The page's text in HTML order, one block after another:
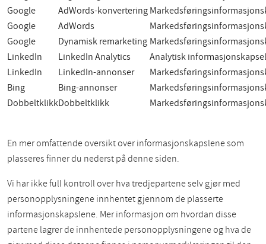
Google
AdWords-konvertering
Google
AdWords
Google
Dynamisk remarketing
LinkedIn
LinkedIn Analytics
Analytisk informasjonskapsel
LinkedIn
LinkedIn-annonser
Bing
Bing-annonser
DobbeltklikkDobbeltklikk
En mer omfattende oversikt over informasjonskapslene som
plasseres finner du nederst på denne siden.
Vi har ikke full kontroll over hva tredjepartene selv gjør med
personopplysningene innhentet gjennom de plasserte
informasjonskapslene. Mer informasjon om hvordan disse
partene lagrer de innhentede personopplysningene og hva de